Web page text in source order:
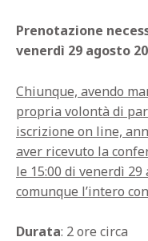
Prenotazione
venerdì 29 agosto
Chiunque, avendo
propria volontà di
iscrizione on line,
aver ricevuto la
le 15:00 di venerdì 29
comunque l’intero
Durata: 2 ore circa